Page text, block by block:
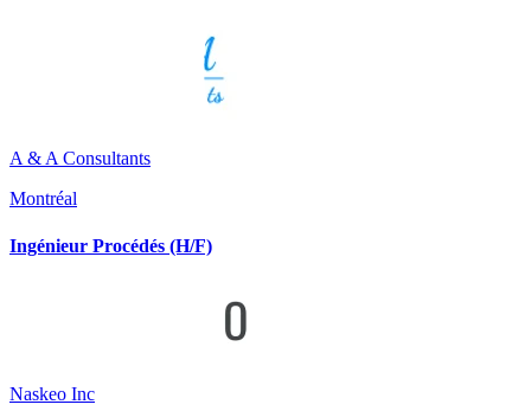
A & A Consultants
Montréal
Ingénieur Procédés (H/F)
Naskeo Inc